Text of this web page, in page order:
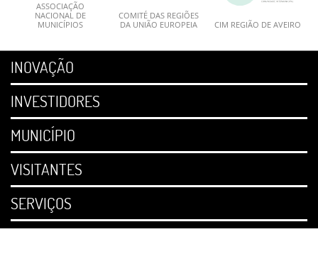
ASSOCIAÇÃO
NACIONAL DE
MUNICÍPIOS
COMITÉ DAS REGIÕES
DA UNIÃO EUROPEIA
CIM REGIÃO DE AVEIRO
INOVAÇÃO
INVESTIDORES
MUNICÍPIO
VISITANTES
SERVIÇOS